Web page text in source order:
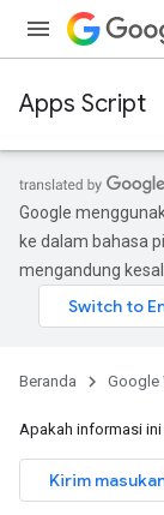
Apps Script
Google
ke dalam bahasa
mengandung
Beranda Google
Apakah informasi
Kirim